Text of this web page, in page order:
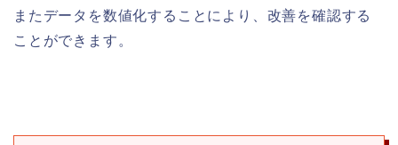
またデータを数値化することにより、改善を確認する
ことができます。